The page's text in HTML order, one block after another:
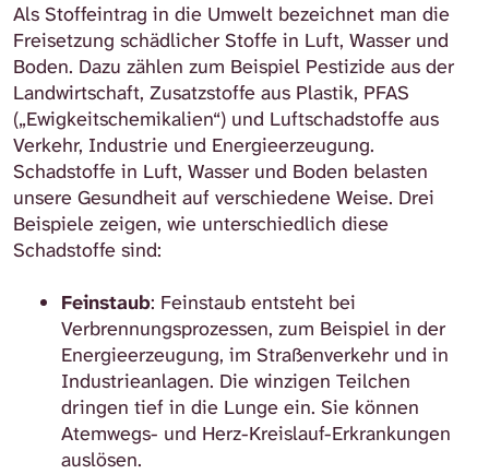
Als Stoffeintrag in die Umwelt bezeichnet man die
Freisetzung schädlicher Stoffe in Luft, Wasser und
Boden. Dazu zählen zum Beispiel Pestizide aus der
Landwirtschaft, Zusatzstoffe aus Plastik, PFAS
(„Ewigkeitschemikalien“) und Luftschadstoffe aus
Verkehr, Industrie und Energieerzeugung.
Schadstoffe in Luft, Wasser und Boden belasten
unsere Gesundheit auf verschiedene Weise. Drei
Beispiele zeigen, wie unterschiedlich diese
Schadstoffe sind:
Feinstaub: Feinstaub entsteht bei
Verbrennungsprozessen, zum Beispiel in der
Energieerzeugung, im Straßenverkehr und in
Industrieanlagen. Die winzigen Teilchen
dringen tief in die Lunge ein. Sie können
Atemwegs- und Herz-Kreislauf-Erkrankungen
auslösen.